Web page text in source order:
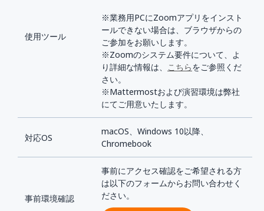
使用ツール
※業務用PCにZoomアプリをインスト
ールできない場合は、ブラウザからの
ご参加をお願いします。
※Zoomのシステム要件について、よ
り詳細な情報は、 こちらをご参照くだ
さい。
※Mattermostおよび演習環境は弊社
にてご用意いたします。
対応OS
macOS、Windows 10以降、
Chromebook
事前環境確認
事前にアクセス確認をご希望される方
は以下のフォームからお問い合わせく
ださい。